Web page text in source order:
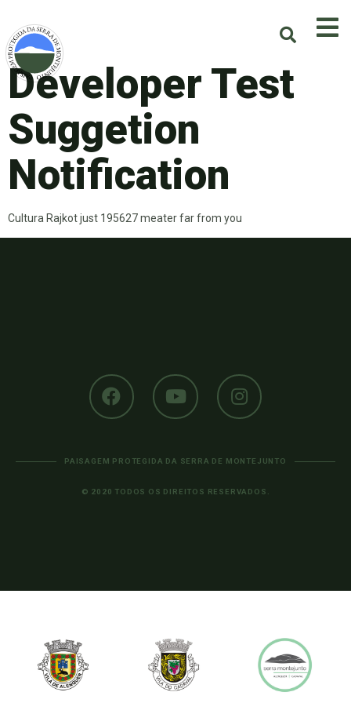
Developer Test
Suggetion
Notification
Cultura Rajkot just 195627 meater far from you
PAISAGEM PROTEGIDA DA SERRA DE MONTEJUNTO
© 2020 TODOS OS DIREITOS RESERVADOS.